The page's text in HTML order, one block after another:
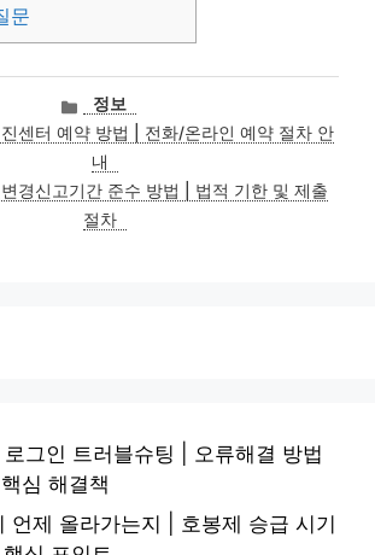
문
카
테
고
리
정보
센터 예약 방법 | 전화/온라인 예약 절차 안
내
경신고기간 준수 방법 | 법적 기한 및 제출
절차
로그인 트러블슈팅 | 오류해결 방법
심 해결책
언제 올라가는지 | 호봉제 승급 시기